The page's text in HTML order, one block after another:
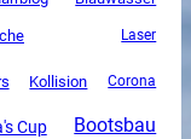
Laser
Kollision Corona
Cup Bootsbau